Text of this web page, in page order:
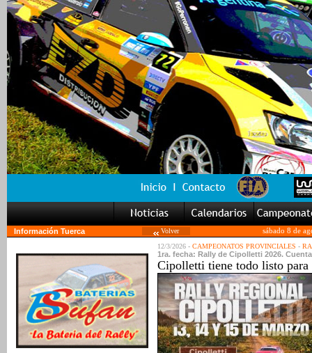
Información Tuerca Volver
sábado 8 de
12/3/2026 - CAMPEONATOS PROVINCIALES -
1ra. fecha: Rally de Cipolletti 2026.
Cipolletti tiene todo listo